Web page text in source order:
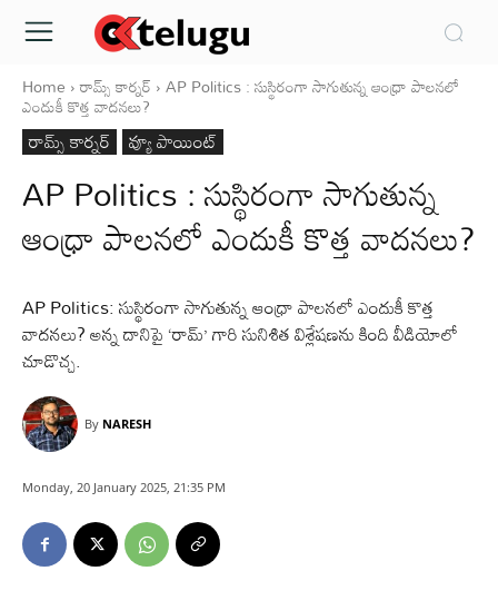
Home రామ్స్ కార్నర్ AP Politics : సుస్థిరంగా సాగుతున్న ఆంధ్రా పాలనలో
ఎందుకీ కొత్త వాదనలు?
రామ్స్ కార్నర్ వ్యూ పాయింట్
AP Politics : సుస్థిరంగా సాగుతున్న
ఆంధ్రా పాలనలో ఎందుకీ కొత్త వాదనలు?
AP Politics: సుస్థిరంగా సాగుతున్న ఆంధ్రా పాలనలో ఎందుకీ కొత్త
వాదనలు? అన్న దానిపై ‘రామ్’ గారి సునిశిత విశ్లేషణను కింది వీడియోలో
చూడొచ్చ.
By NARESH
Monday, 20 January 2025, 21:35 PM